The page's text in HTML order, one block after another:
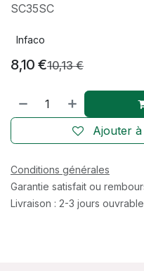
SC35SC
Infaco
8,10 €10,13€
Ajouter
Conditions générales
Garantie satisfait ou
Livraison : 2-3 jours